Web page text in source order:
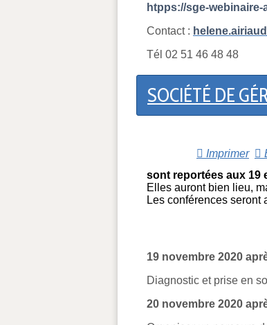
htpps://sge-
Contact :
Tél 02 51 46 48 48
SOCIÉTÉ DE
Imprimer
sont reportées aux 19
Elles auront bien lieu,
Les conférences seront
19 novembre 2020
Diagnostic et prise en
20 novembre 2020